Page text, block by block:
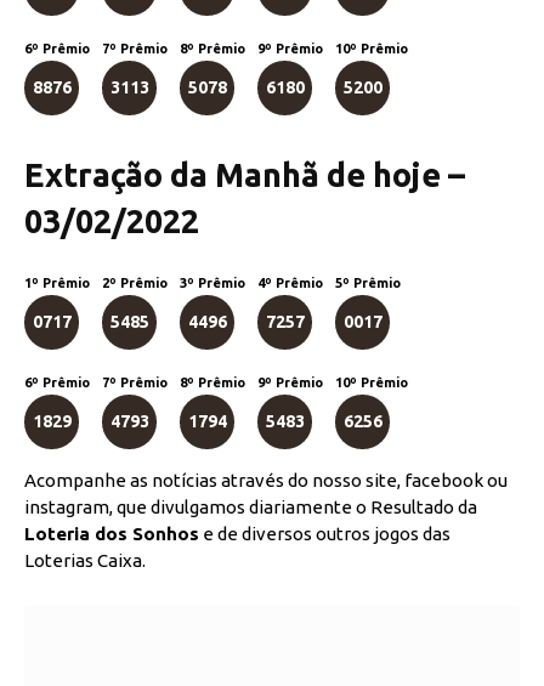
6º Prêmio
8876
7º Prêmio
3113
8º Prêmio
5078
9º Prêmio
6180
10º Prêmio
5200
Extração da Manhã de hoje –
03/02/2022
1º Prêmio
0717
2º Prêmio
5485
3º Prêmio
4496
4º Prêmio
7257
5º Prêmio
0017
6º Prêmio
1829
7º Prêmio
4793
8º Prêmio
1794
9º Prêmio
5483
10º Prêmio
6256
Acompanhe as notícias através do nosso site, facebook ou
instagram, que divulgamos diariamente o Resultado da
Loteria dos Sonhos e de diversos outros jogos das
Loterias Caixa.